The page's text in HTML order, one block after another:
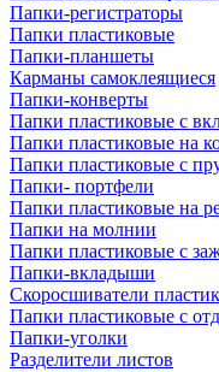
Папки-регистраторы
Папки пластиковые
Папки-планшеты
Карманы самоклеящиеся
Папки-конверты
Папки пластиковые с
Папки пластиковые на
Папки пластиковые с
Папки- портфели
Папки пластиковые на
Папки на молнии
Папки пластиковые с
Папки-вкладыши
Скоросшиватели
Папки пластиковые с
Папки-уголки
Разделители листов